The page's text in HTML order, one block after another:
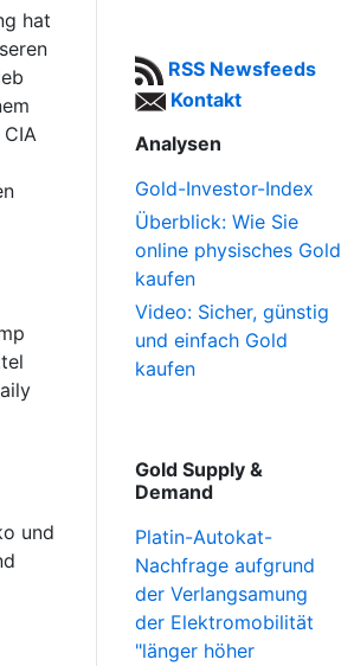
hat
und
RSS Newsfeeds
Kontakt
Analysen
Gold-Investor-Index
Überblick: Wie Sie
online physisches Gold
kaufen
Video: Sicher, günstig
und einfach Gold
kaufen
Gold Supply &
Demand
Platin-Autokat-
Nachfrage aufgrund
der Verlangsamung
der Elektromobilität
"länger höher